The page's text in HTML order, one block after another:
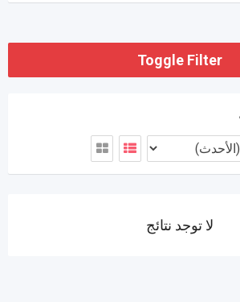
Toggle Filter
لا توجد نتائج